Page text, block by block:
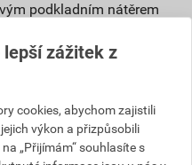
podkladním nátěrem
souvrství
nočních hodinách,
na povrchu, která
nevzhledných řas.
aquaBalance dokáže
lepší zážitek z
cookies, abychom zajistili
výkon a přizpůsobili
„Přijímám“ souhlasíte s